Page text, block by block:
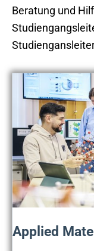
Beratung und
Applied